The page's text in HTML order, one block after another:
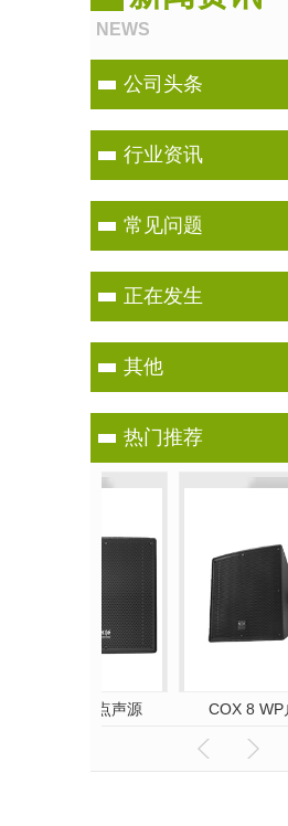
NEWS
公司头条
行业资讯
常见问题
正在发生
其他
热门推荐
COX 8 WP户外同轴